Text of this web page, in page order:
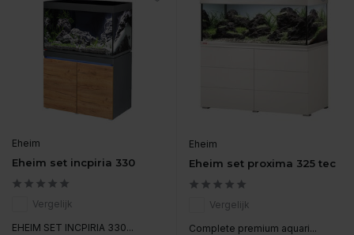
Eheim
Eheim set incpiria 330
Vergelijk
EHEIM SET INCPIRIA 330...
Eheim
Eheim set proxima 325 tec
Vergelijk
Complete premium aquari...